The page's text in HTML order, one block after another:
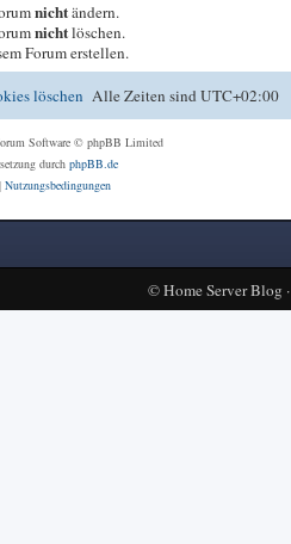
nichtändern.
nichtlöschen.
Forum erstellen.
Alle Zeiten sindUTC+02:00
löschen
Software © phpBB Limited
durch phpBB.de
Nutzungsbedingungen
©Home Server Blog